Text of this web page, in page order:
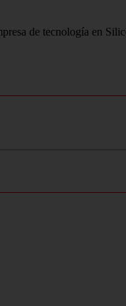
de tecnología en